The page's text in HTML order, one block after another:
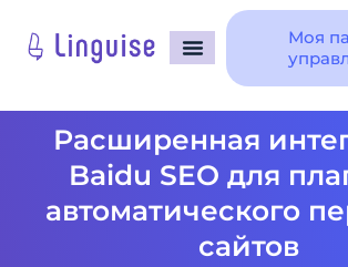
Моя
Расширенная
Baidu SEO для
автоматического
сайтов